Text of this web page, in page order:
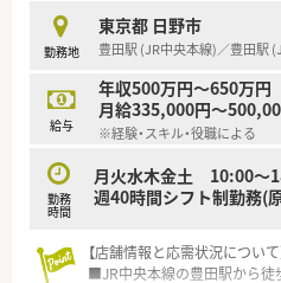
時短勤務ができるよう変更予
■年間休日が120日とワーク
■日用品から常備薬まで、従
たくさんあります！
勤務地
東京都 日野市
豊田駅 (JR中央本線)／豊田駅
給与
年収500万円～650万円
月給335,000円～
※経験・スキル・役職による
勤務
時間
月火水木金土 10:00～
週40時間シフト制勤務(
【店舗情報と応需状況について
■JR中央本線の豊田駅から徒